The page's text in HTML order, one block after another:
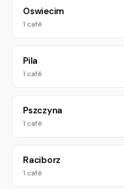
Oswiecim
1 café
Pila
1 café
Pszczyna
1 café
Raciborz
1 café